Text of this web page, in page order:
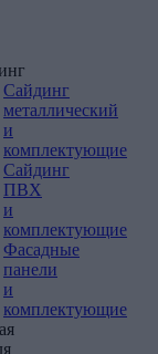
Сайдинг
металлический
и
комплектующие
Сайдинг
ПВХ
и
комплектующие
Фасадные
панели
и
комплектующие